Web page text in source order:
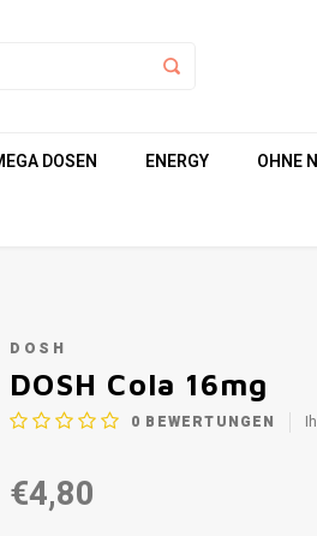
DOSEN ENERGY OHNE
DOSH
DOSH Cola 16mg
0 BEWERTUNGEN
€4,80